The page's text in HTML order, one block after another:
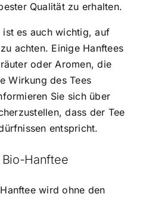
Qualität zu erhalten.
ist es auch wichtig, auf
achten. Einige Hanftees
oder Aromen, die
Wirkung des Tees
Sie sich über
dass der Tee
entspricht.
Hanftee
wird ohne den